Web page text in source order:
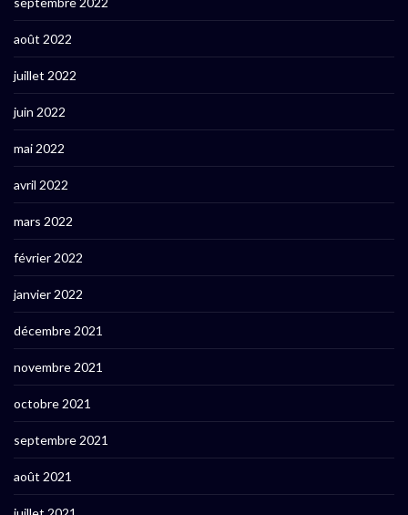
août 2022
juillet 2022
juin 2022
mai 2022
avril 2022
mars 2022
février 2022
janvier 2022
décembre 2021
novembre 2021
octobre 2021
septembre 2021
août 2021